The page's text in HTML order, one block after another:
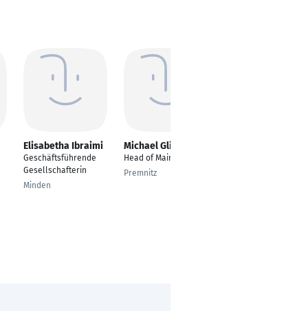
Elisabetha Ibraimi
Geschäftsführende
Gesellschafterin
Minden
Michael Glinka
Head of Maintenance
Premnitz